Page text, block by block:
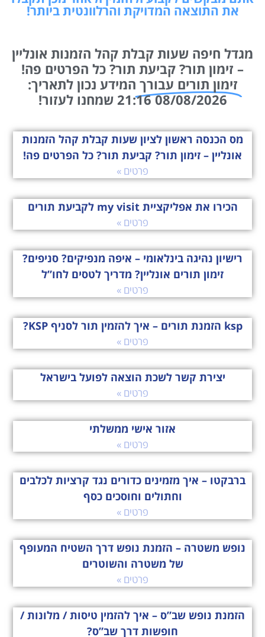
את התוצאה המדויקת והרלוונטית ביותר!
מגדל חיפה שעות קבלת קהל הזמנות אונליין
– זימון תור? קביעת תור? כל הפרטים פה!
זימון תורים עבורך המידע נכון לתאריך:
08/08/2026 21:16 שמחנו לעזור!
מס הכנסה ראשון לציון שעות קבלת קהל הזמנות
אונליין – זימון תור? קביעת תור? כל הפרטים פה!
פרטים »
הכירו את אפליקציית my visit לקביעת תורים
פרטים »
רישיון נהיגה בינלאומי – איפה מנפיקים? סניפים?
זימון תורים אונליין? מדריך לטסים לחו”ל
פרטים »
ksp הזמנת תורים – איך להזמין תור לסניף KSP?
פרטים »
יצירת קשר לשכת הוצאה לפועל בישראל
פרטים »
אזור אישי ממשלתי
פרטים »
ברבקטו – איך מזמינים כדורים נגד קרציות לכלבים
וחתולים וחוסכים כסף
פרטים »
נופש משטרה – הזמנת נופש דרך השטיח המעופף
של משטרה והשוטרים
פרטים »
הזמנת נופש שב”ס – איך להזמין טיסות / מלונות /
חופשות דרך שב”ס?